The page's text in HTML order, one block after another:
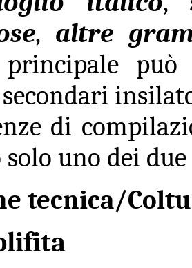
, altre
principale
di
solo uno dei
tecnica/